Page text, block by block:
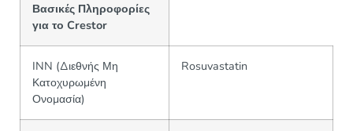
Βασικές Πληροφορίες
για το Crestor
INN (Διεθνής Μη
Κατοχυρωμένη
Ονομασία)
Rosuvastatin